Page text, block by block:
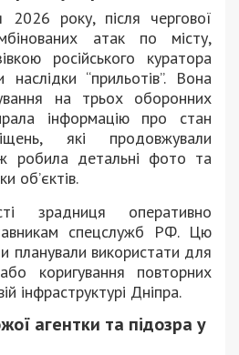
року, після чергової
атак по місту,
російського куратора
наслідки “прильотів”. Вона
на трьох оборонних
інформацію про стан
які продовжували
робила детальні фото та
об’єктів.
зрадниця оперативно
спецслужб РФ. Цю
планували використати для
коригування повторних
інфраструктурі Дніпра.
агентки та підозра у